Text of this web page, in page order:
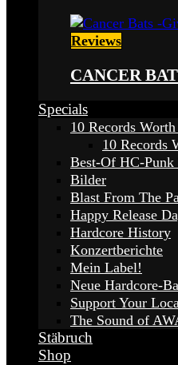
Reviews
CANCER
Specials
10 Records
10 Records
Best-Of HC-Punk
Bilder
Blast From The
Happy Release
Hardcore History
Konzertberichte
Mein Label!
Neue Hardcore-
Support Your
The Sound of
Stäbruch
Shop